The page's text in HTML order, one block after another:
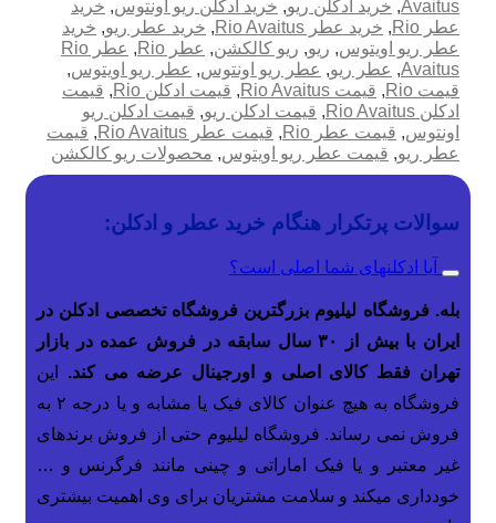
Avaitus
, خرید ادکلن ریو, خرید ادکلن ریو اونتوس, خرید
عطر Rio
, خرید عطر Rio Avaitus , خرید عطر ریو, خرید
عطر ریو اویتوس, ریو, ریو کالکشن, عطر Rio ,
عطر Rio
Avaitus
, عطر ریو, عطر ریو اونتوس, عطر ریو اویتوس,
قیمت Rio
, قیمت Rio Avaitus , قیمت ادکلن Rio , قیمت
ادکلن Rio Avaitus
, قیمت ادکلن ریو, قیمت ادکلن ریو
اونتوس, قیمت عطر Rio , قیمت عطر Rio Avaitus , قیمت
عطر ریو, قیمت عطر ریو اویتوس, محصولات ریو کالکشن
سوالات پرتکرار هنگام خرید عطر و ادکلن:
آیا ادکلنهای شما اصلی است؟
بله. فروشگاه لیلیوم بزرگترین فروشگاه تخصصی ادکلن در
ایران با بیش از ۳۰ سال سابقه در فروش عمده در بازار
تهران فقط کالای اصلی و اورجینال عرضه می کند. این
فروشگاه به هیچ عنوان کالای فیک یا مشابه و یا درجه ۲ به
فروش نمی رساند. فروشگاه لیلیوم حتی از فروش برندهای
غیر معتبر و یا فیک اماراتی و چینی مانند فرگرنس و …
خودداری میکند و سلامت مشتریان برای وی اهمیت بیشتری